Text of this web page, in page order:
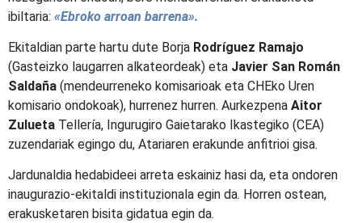
ibiltaria: «Ebroko arroan barrena».
Ekitaldian parte hartu dute Borja Rodríguez Ramajo
(Gasteizko laugarren alkateordeak) eta Javier San Román
Saldaña (mendeurreneko komisarioak eta CHEko Uren
komisario ondokoak), hurrenez hurren. Aurkezpena Aitor
Zulueta Tellería, Ingurugiro Gaietarako Ikastegiko (CEA)
zuzendariak egingo du, Atariaren erakunde anfitrioi gisa.
Jardunaldia hedabideei arreta eskainiz hasi da, eta ondoren
inaugurazio-ekitaldi instituzionala egin da. Horren ostean,
erakusketaren bisita gidatua egin da.